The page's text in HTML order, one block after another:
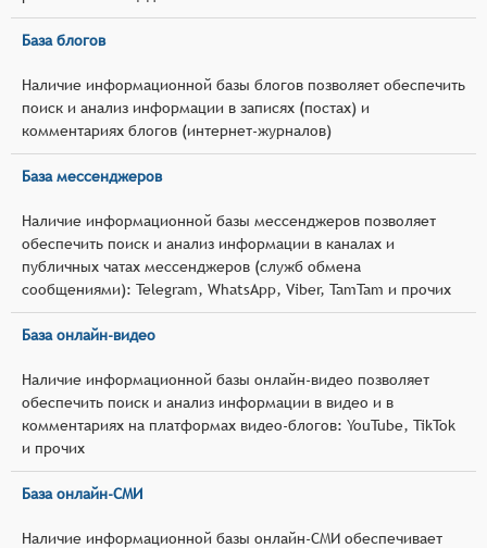
База блогов
Наличие информационной базы блогов позволяет обеспечить
поиск и анализ информации в записях (постах) и
комментариях блогов (интернет-журналов)
База мессенджеров
Наличие информационной базы мессенджеров позволяет
обеспечить поиск и анализ информации в каналах и
публичных чатах мессенджеров (служб обмена
сообщениями): Telegram, WhatsApp, Viber, TamTam и прочих
База онлайн-видео
Наличие информационной базы онлайн-видео позволяет
обеспечить поиск и анализ информации в видео и в
комментариях на платформах видео-блогов: YouTube, TikTok
и прочих
База онлайн-СМИ
Наличие информационной базы онлайн-СМИ обеспечивает